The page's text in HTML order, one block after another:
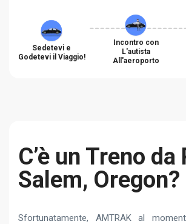
Sedetevi e
Godetevi il Viaggio!
Incontro con
L'autista
All'aeroporto
C’è un Treno da
Salem, Oregon?
Sfortunatamente, AMTRAK al